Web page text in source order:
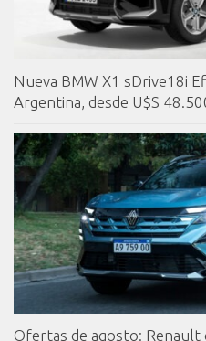
Nueva BMW X1 sDrive18i
Argentina, desde U$S
Ofertas de agosto: